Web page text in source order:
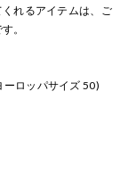
れるアイテムは、ご
。
ーロッパサイズ 50)